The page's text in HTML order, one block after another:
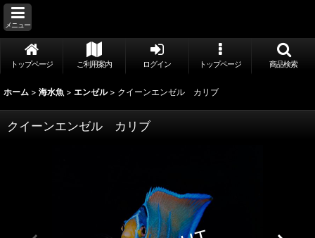
メニュー
トップページ ご利用案内 ログイン トップページ 商品検索
ホーム > 海水魚 > エンゼル > クイーンエンゼル カリブ
クイーンエンゼル カリブ